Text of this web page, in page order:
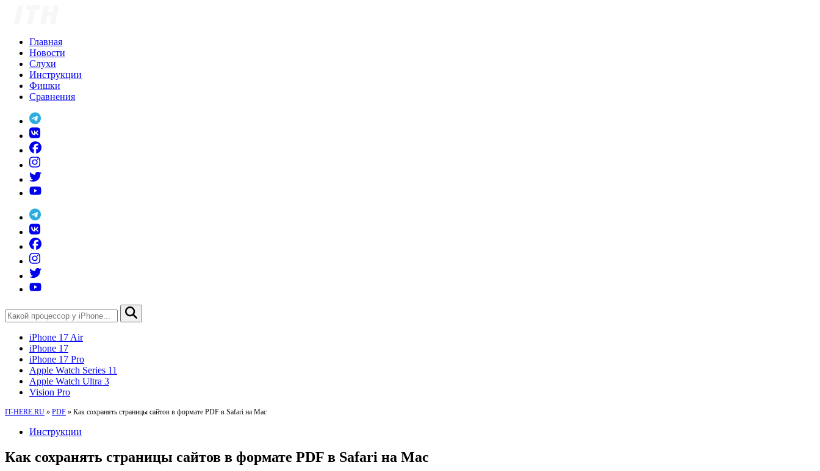
Главная
Новости
Слухи
Инструкции
Фишки
Сравнения
iPhone 17 Air
iPhone 17
iPhone 17 Pro
Apple Watch Series 11
Apple Watch Ultra 3
Vision Pro
IT-HERE.RU » PDF » Как сохранять страницы сайтов в формате PDF в Safari на Mac
Инструкции
Как сохранять страницы сайтов в формате PDF в Safari на Mac